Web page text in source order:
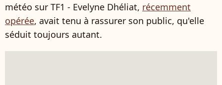
météo sur TF1 - Evelyne Dhéliat, récemment
opérée, avait tenu à rassurer son public, qu'elle
séduit toujours autant.